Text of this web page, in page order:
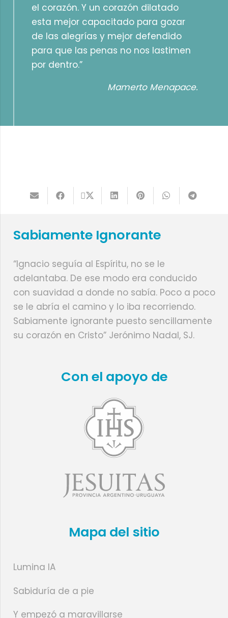
el corazón. Y un corazón dilatado
esta mejor capacitado para gozar
de las alegrías y mejor defendido
para que las penas no nos lastimen
por dentro.”
Mamerto Menapace.
Sabiamente Ignorante
“Ignacio seguía al Espíritu, no se le
adelantaba. De ese modo era conducido
con suavidad a donde no sabía. Poco a poco
se le abría el camino y lo iba recorriendo.
Sabiamente ignorante puesto sencillamente
su corazón en Cristo” Jerónimo Nadal, SJ.
Con el apoyo de
Mapa del sitio
Lumina IA
Sabiduría de a pie
Y empezó a maravillarse